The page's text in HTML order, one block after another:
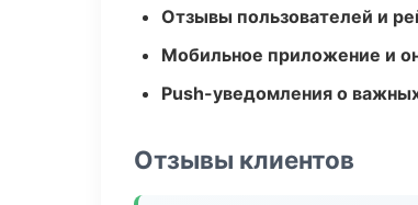
Отзывы пользователей и
Мобильное приложение и
Push-уведомления о
Отзывы клиентов